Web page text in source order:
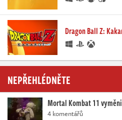
Dragon Ball Z:
NEPŘEHLÉDNĚTE
Mortal Kombat 11
4 komentářů